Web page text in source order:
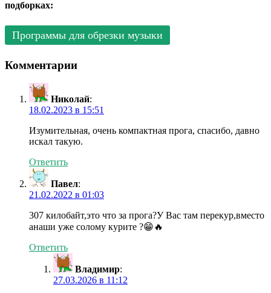
подборках:
Программы для обрезки музыки
Комментарии
Николай:
18.02.2023 в 15:51
Изумительная, очень компактная прога, спасибо, давно
искал такую.
Ответить
Павел:
21.02.2022 в 01:03
307 килобайт,это что за прога?У Вас там перекур,вместо
анаши уже солому курите ?😁🔥
Ответить
Владимир:
27.03.2026 в 11:12